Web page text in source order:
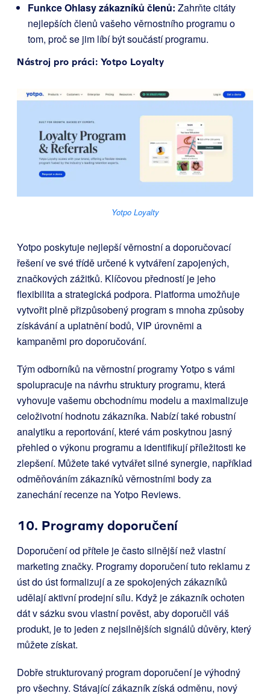
Funkce Ohlasy zákazníků členů: Zahrňte citáty
nejlepších členů vašeho věrnostního programu o
tom, proč se jim líbí být součástí programu.
Nástroj pro práci: Yotpo Loyalty
Yotpo Loyalty
Yotpo poskytuje nejlepší věrnostní a doporučovací
řešení ve své třídě určené k vytváření zapojených,
značkových zážitků. Klíčovou předností je jeho
flexibilita a strategická podpora. Platforma umožňuje
vytvořit plně přizpůsobený program s mnoha způsoby
získávání a uplatnění bodů, VIP úrovněmi a
kampaněmi pro doporučování.
Tým odborníků na věrnostní programy Yotpo s vámi
spolupracuje na návrhu struktury programu, která
vyhovuje vašemu obchodnímu modelu a maximalizuje
celoživotní hodnotu zákazníka. Nabízí také robustní
analytiku a reportování, které vám poskytnou jasný
přehled o výkonu programu a identifikují příležitosti ke
zlepšení. Můžete také vytvářet silné synergie, například
odměňováním zákazníků věrnostními body za
zanechání recenze na Yotpo Reviews.
10. Programy doporučení
Doporučení od přítele je často silnější než vlastní
marketing značky. Programy doporučení tuto reklamu z
úst do úst formalizují a ze spokojených zákazníků
udělají aktivní prodejní sílu. Když je zákazník ochoten
dát v sázku svou vlastní pověst, aby doporučil váš
produkt, je to jeden z nejsilnějších signálů důvěry, který
můžete získat.
Dobře strukturovaný program doporučení je výhodný
pro všechny. Stávající zákazník získá odměnu, nový